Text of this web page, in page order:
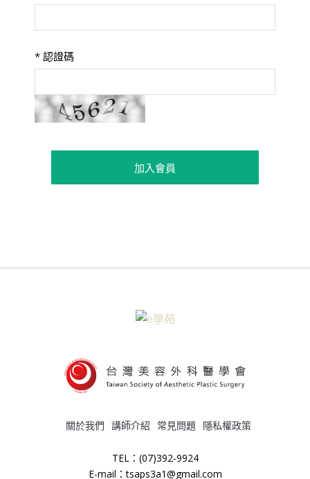
* 認證碼
TEL：(07)392-9924
E-mail：tsaps3a1@gmail.com
關於我們 講師介紹 常見問題 隱私權政策